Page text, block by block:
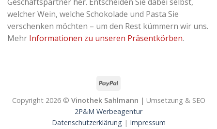
welcher Wein, welche Schokolade und Pasta Sie
verschenken möchten – um den Rest kümmern wir uns.
Mehr Informationen zu unseren Präsentkörben.
Copyright 2026 © Vinothek Sahlmann | Umsetzung & SEO
2P&M Werbeagentur
Datenschutzerklärung | Impressum